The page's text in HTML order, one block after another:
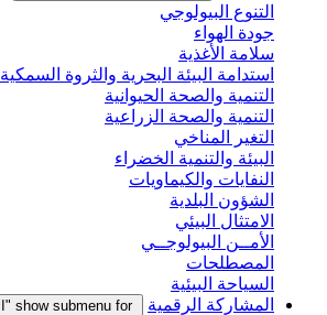
التنوع البيولوجي
جودة الهواء
سلامة الأغذية
استدامة البيئة البحرية والثروة السمكية
التنمية والصحة الحيوانية
التنمية والصحة الزراعية
التغير المناخي
البيئة والتنمية الخضراء
النفايات والكيماويات
الشؤون البلدية
الامتثال البيئي
الأمــن البيولوجــي
المصطلحات
السياحة البيئية
المشاركة الرقمية
show submenu for "المشاركة الرقمية"